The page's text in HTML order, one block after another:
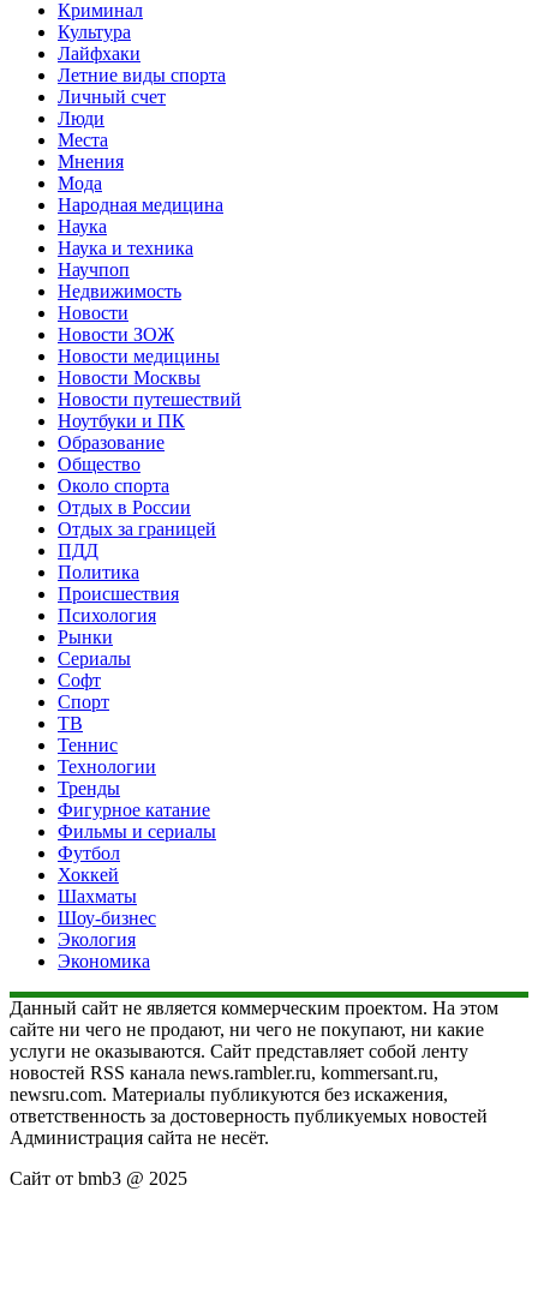
Криминал
Культура
Лайфхаки
Летние виды спорта
Личный счет
Люди
Места
Мнения
Мода
Народная медицина
Наука
Наука и техника
Научпоп
Недвижимость
Новости
Новости ЗОЖ
Новости медицины
Новости Москвы
Новости путешествий
Ноутбуки и ПК
Образование
Общество
Около спорта
Отдых в России
Отдых за границей
ПДД
Политика
Происшествия
Психология
Рынки
Сериалы
Софт
Спорт
ТВ
Теннис
Технологии
Тренды
Фигурное катание
Фильмы и сериалы
Футбол
Хоккей
Шахматы
Шоу-бизнес
Экология
Экономика
Данный сайт не является коммерческим проектом. На этом
сайте ни чего не продают, ни чего не покупают, ни какие
услуги не оказываются. Сайт представляет собой ленту
новостей RSS канала news.rambler.ru, kommersant.ru,
newsru.com. Материалы публикуются без искажения,
ответственность за достоверность публикуемых новостей
Администрация сайта не несёт.
Сайт от bmb3 @ 2025